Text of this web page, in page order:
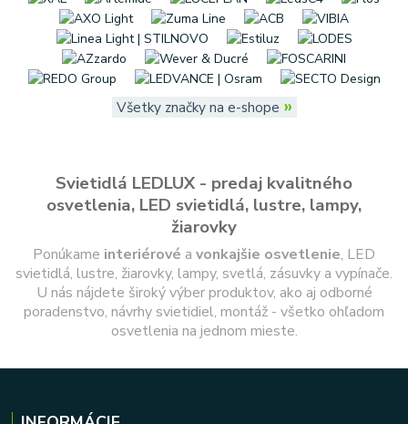
Všetky značky na e-shope »
Svietidlá LEDLUX - predaj kvalitného
osvetlenia, LED svietidlá, lustre, lampy,
žiarovky
Ponúkame interiérové a vonkajšie osvetlenie, LED
svietidlá, lustre, žiarovky, lampy, svetlá, zásuvky a vypínače.
U nás nájdete široký výber produktov, ako aj odborné
poradenstvo, návrhy svietidiel, montáž - všetko ohľadom
osvetlenia na jednom mieste.